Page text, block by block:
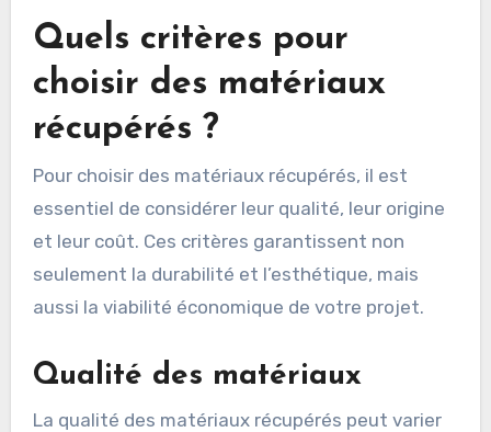
Quels critères pour
choisir des matériaux
récupérés ?
Pour choisir des matériaux récupérés, il est
essentiel de considérer leur qualité, leur origine
et leur coût. Ces critères garantissent non
seulement la durabilité et l’esthétique, mais
aussi la viabilité économique de votre projet.
Qualité des matériaux
La qualité des matériaux récupérés peut varier